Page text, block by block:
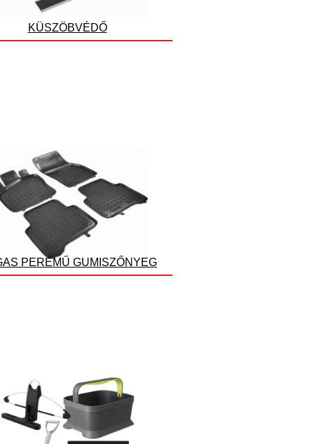
KÜSZÖBVÉDŐ
PEREMŰ GUMISZŐNYEG